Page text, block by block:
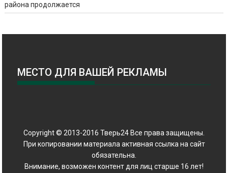
района продолжается
МЕСТО ДЛЯ ВАШЕЙ РЕКЛАМЫ
Copyright © 2013-2016 Тверь24 Все права защищены.
При копировании материала активная ссылка на сайт
обязательна.
Внимание, возможен контент для лиц старше 16 лет!